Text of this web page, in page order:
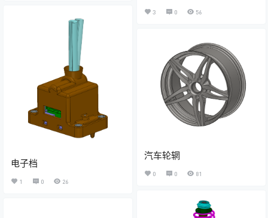
3 0 56
电子档
1 0 26
汽车轮辋
0 0 81